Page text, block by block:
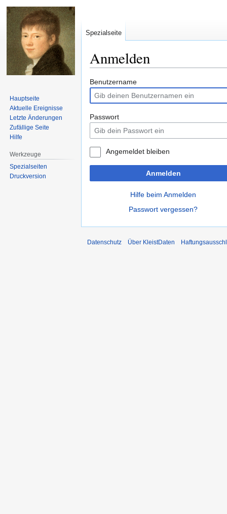
Anmelden
Zur
Navigation
springen
Zur
Suche
springen
Benutzername
Passwort
Angemeldet bleiben
Anmelden
Hilfe beim Anmelden
Passwort vergessen?
Spezialseite
Hauptseite
Aktuelle Ereignisse
Letzte Änderungen
Zufällige Seite
Hilfe
Werkzeuge
Spezialseiten
Druckversion
Datenschutz Über KleistDaten